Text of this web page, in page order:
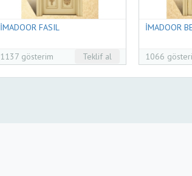
İMADOOR FASIL
1137 gösterim Teklif al
İMADOOR
1066